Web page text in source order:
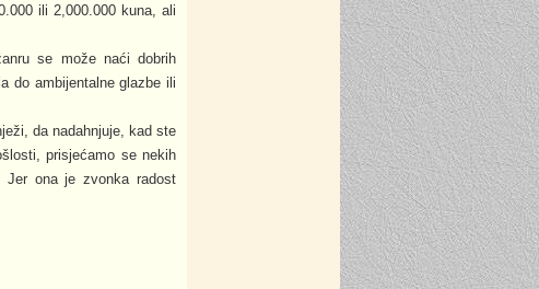
ili 2,000.000 kuna, ali
se može naći dobrih
do ambijentalne glazbe ili
da nadahnjuje, kad ste
prisjećamo se nekih
ona je zvonka radost